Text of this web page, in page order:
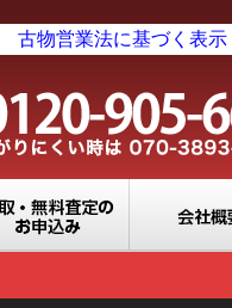
古物営業法に基づく表示